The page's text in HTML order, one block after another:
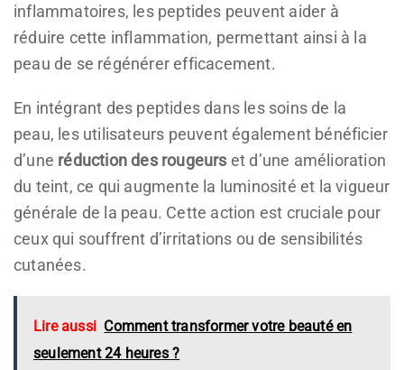
inflammatoires, les peptides peuvent aider à
réduire cette inflammation, permettant ainsi à la
peau de se régénérer efficacement.
En intégrant des peptides dans les soins de la
peau, les utilisateurs peuvent également bénéficier
d’une réduction des rougeurs et d’une amélioration
du teint, ce qui augmente la luminosité et la vigueur
générale de la peau. Cette action est cruciale pour
ceux qui souffrent d’irritations ou de sensibilités
cutanées.
Lire aussi Comment transformer votre beauté en
seulement 24 heures ?